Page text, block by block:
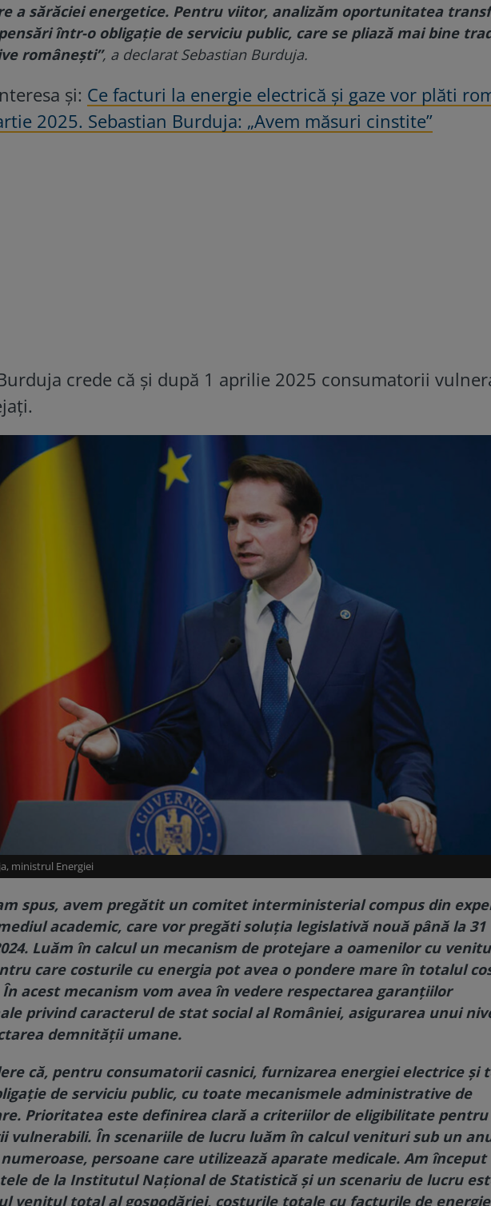
a sărăciei energetice. Pentru viitor, analizăm oportunitatea
într-o obligaţie de serviciu public, care se pliază mai bine
româneşti”, a declarat Sebastian Burduja.
și: Ce facturi la energie electrică și gaze vor plăti
2025. Sebastian Burduja: „Avem măsuri cinstite”
crede că şi după 1 aprilie 2025 consumatorii
ministrul Energiei
spus, avem pregătit un comitet interministerial compus din
academic, care vor pregăti soluţia legislativă nouă până la 31
Luăm în calcul un mecanism de protejare a oamenilor cu
care costurile cu energia pot avea o pondere mare în totalul
În acest mecanism vom avea în vedere respectarea garanţiilor
privind caracterul de stat social al României, asigurarea unui
demnităţii umane.
că, pentru consumatorii casnici, furnizarea energiei electrice şi
de serviciu public, cu toate mecanismele administrative de
Prioritatea este definirea clară a criteriilor de eligibilitate pentru
vulnerabili. În scenariile de lucru luăm în calcul venituri sub un
persoane care utilizează aparate medicale. Am început
de la Institutul Naţional de Statistică şi un scenariu de lucru
venitul total al gospodăriei, costurile totale cu facturile de energie